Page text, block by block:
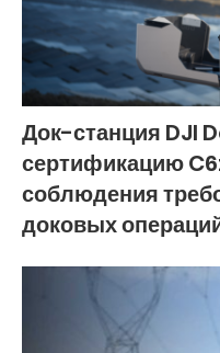
Док-станция DJI
сертификацию
соблюдения
доковых